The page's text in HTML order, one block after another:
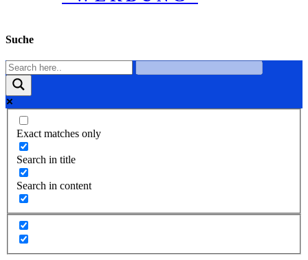
Suche
Exact matches only
Search in title
Search in content